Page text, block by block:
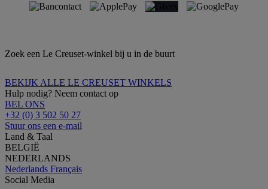
Zoek een Le Creuset-winkel bij u in de buurt
BEKIJK ALLE LE CREUSET WINKELS
Hulp nodig? Neem contact op
BEL ONS
+32 (0) 3 502 50 27
Stuur ons een e-mail
Land & Taal
BELGIË
NEDERLANDS
Nederlands Français
Social Media